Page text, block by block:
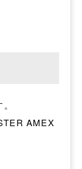
AMEX